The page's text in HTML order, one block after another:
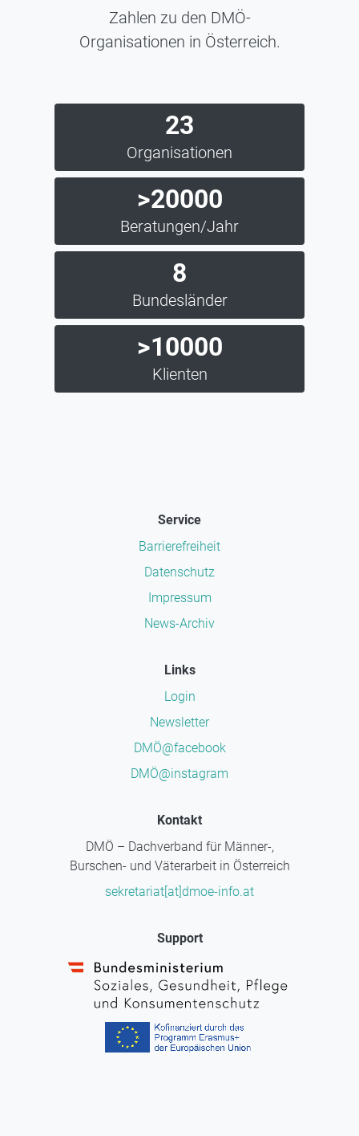
Zahlen zu den DMÖ-
Organisationen in Österreich.
23
Organisationen
>20000
Beratungen/Jahr
8
Bundesländer
>10000
Klienten
Service
Barrierefreiheit
Datenschutz
Impressum
News-Archiv
Links
Login
Newsletter
DMÖ@facebook
DMÖ@instagram
Kontakt
DMÖ – Dachverband für Männer-,
Burschen- und Väterarbeit in Österreich
sekretariat[at]dmoe-info.at
Support